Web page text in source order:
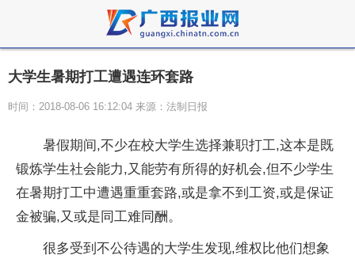
大学生暑期打工遭遇连环套路
时间：2018-08-06 16:12:04 来源：法制日报
暑假期间,不少在校大学生选择兼职打工,这本是既
锻炼学生社会能力,又能劳有所得的好机会,但不少学生
在暑期打工中遭遇重重套路,或是拿不到工资,或是保证
金被骗,又或是同工难同酬。
很多受到不公待遇的大学生发现,维权比他们想象